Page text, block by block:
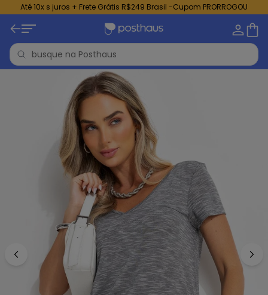
Até 10x s juros + Frete Grátis R$249 Brasil -Cupom PRORROGOU